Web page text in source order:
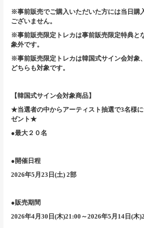
※事前販売でご購入いただいた方には当日購
ございません。
※事前販売限定トレカは事前販売限定特典と
象外です。
※事前販売限定トレカは韓国式サイン会対象
どちらも対象です。
【韓国式サイン会対象商品】
★当選者の中からアーティスト抽選で3名様
ゼント★
●最大２０名
●開催日程
2026年5月23日(土) 2部
●販売期間
2026年4月30日(木)21:00～2026年5月14日(木